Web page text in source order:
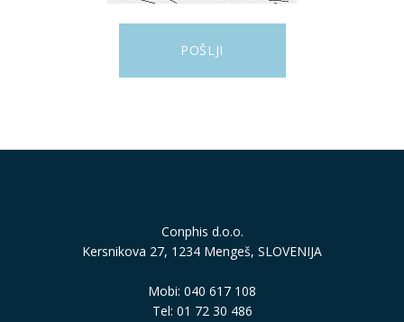
Conphis d.o.o.
Kersnikova 27, 1234 Mengeš, SLOVENIJA
Mobi: 040 617 108
Tel: 01 72 30 486